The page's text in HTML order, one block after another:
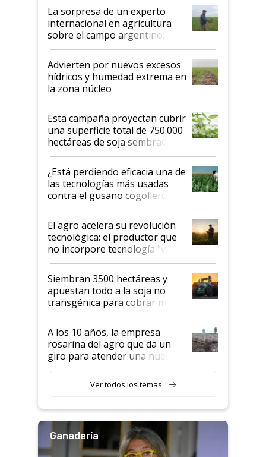
La sorpresa de un experto
internacional en agricultura
sobre el campo argentino:
"Estoy muy impresionado"
Advierten por nuevos excesos
hídricos y humedad extrema en
la zona núcleo
Esta campaña proyectan cubrir
una superficie total de 750.000
hectáreas de soja sembradas
con una nueva generación de
variedades que marcan un
salto tecnológico en genética y
rendimiento
¿Está perdiendo eficacia una de
las tecnologías más usadas
contra el gusano cogollero? El
desafío de una tecnología clave
El agro acelera su revolución
tecnológica: el productor que
no incorpore tecnología "va a
perder el tren"
Siembran 3500 hectáreas y
apuestan todo a la soja no
transgénica para cobrar más
por tonelada: compraron un
semillero
A los 10 años, la empresa
rosarina del agro que da un
giro para atender una nueva
Ver todos los temas
Ganadería